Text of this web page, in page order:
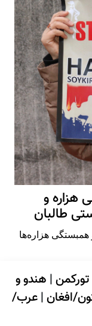
هزاره و
طالبان
هزاره‌ها
تورکمن| هندو و
افغان|عرب/